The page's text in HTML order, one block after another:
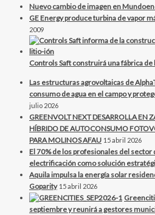
Nuevo cambio de imagen en
GE Energy produce turbina de vapor
2009
Controls Saft construirá una fábrica
Las estructuras agrovoltaicas de
consumo de agua en el campo y
julio 2026
GREENVOLT NEXT DESARROLLA EN
HÍBRIDO DE AUTOCONSUMO
PARA MOLINOS AFAU 15 abril 2026
El 70% de los profesionales del sector
electrificación como solución
Aquila impulsa la energía solar
Goparity 15 abril 2026
septiembre y reunirá a gestores